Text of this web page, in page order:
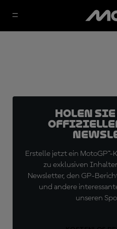
Holen
offiziellen
Erstelle jetzt ein
zu exklusiven
Newsletter, den GP-
und andere
unseren